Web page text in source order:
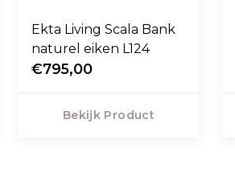
Ekta Living Scala Bank
naturel eiken L124
€795,00
Bekijk Product